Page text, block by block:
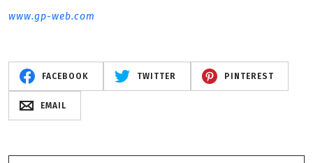
www.gp-web.com
FACEBOOK TWITTER PINTEREST
EMAIL